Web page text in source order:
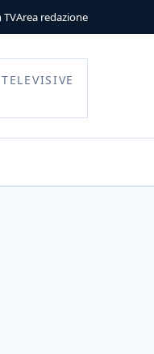
TVArea redazione